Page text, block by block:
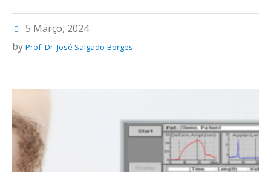
5 Março, 2024
by Prof. Dr. José Salgado-Borges